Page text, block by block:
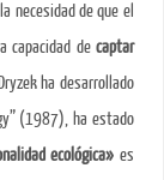
necesidad de que el
capacidad de captar
ha desarrollado
(1987), ha estado
ecológica» es